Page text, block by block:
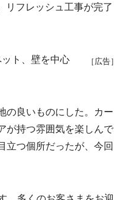
リフレッシュ工事が完了
［広告］
ト、壁を中心
の良いものにした。カー
が持つ雰囲気を楽しんで
立つ個所だったが、今回